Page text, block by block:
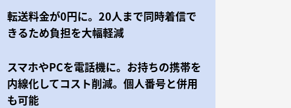
転送料金が0円に。20人まで同時着信で
きるため負担を大幅軽減
スマホやPCを電話機に。お持ちの携帯を
内線化してコスト削減。個人番号と併用
も可能